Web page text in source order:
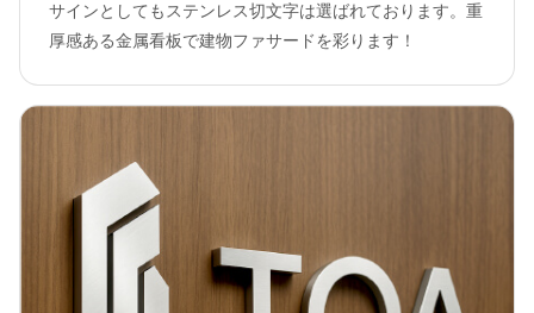
サインとしてもステンレス切文字は選ばれております。重
厚感ある金属看板で建物ファサードを彩ります！